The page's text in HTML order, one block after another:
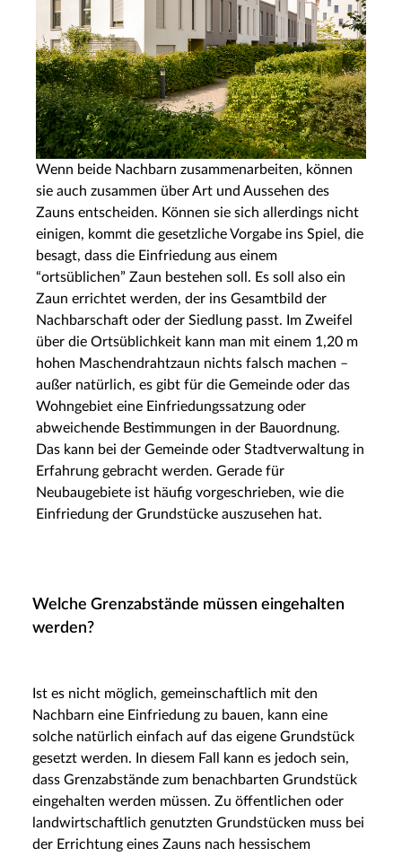
Wenn beide Nachbarn zusammenarbeiten, können
sie auch zusammen über Art und Aussehen des
Zauns entscheiden. Können sie sich allerdings nicht
einigen, kommt die gesetzliche Vorgabe ins Spiel, die
besagt, dass die Einfriedung aus einem
“ortsüblichen” Zaun bestehen soll. Es soll also ein
Zaun errichtet werden, der ins Gesamtbild der
Nachbarschaft oder der Siedlung passt. Im Zweifel
über die Ortsüblichkeit kann man mit einem 1,20 m
hohen Maschendrahtzaun nichts falsch machen –
außer natürlich, es gibt für die Gemeinde oder das
Wohngebiet eine Einfriedungssatzung oder
abweichende Bestimmungen in der Bauordnung.
Das kann bei der Gemeinde oder Stadtverwaltung in
Erfahrung gebracht werden. Gerade für
Neubaugebiete ist häufig vorgeschrieben, wie die
Einfriedung der Grundstücke auszusehen hat.
Welche Grenzabstände müssen eingehalten
werden?
Ist es nicht möglich, gemeinschaftlich mit den
Nachbarn eine Einfriedung zu bauen, kann eine
solche natürlich einfach auf das eigene Grundstück
gesetzt werden. In diesem Fall kann es jedoch sein,
dass Grenzabstände zum benachbarten Grundstück
eingehalten werden müssen. Zu öffentlichen oder
landwirtschaftlich genutzten Grundstücken muss bei
der Errichtung eines Zauns nach hessischem